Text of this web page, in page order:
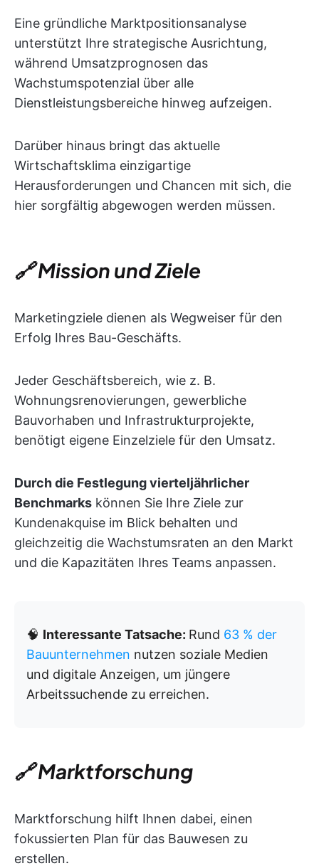
Eine gründliche Marktpositionsanalyse
unterstützt Ihre strategische Ausrichtung,
während Umsatzprognosen das
Wachstumspotenzial über alle
Dienstleistungsbereiche hinweg aufzeigen.
Darüber hinaus bringt das aktuelle
Wirtschaftsklima einzigartige
Herausforderungen und Chancen mit sich, die
hier sorgfältig abgewogen werden müssen.
🔗 Mission und Ziele
Marketingziele dienen als Wegweiser für den
Erfolg Ihres Bau-Geschäfts.
Jeder Geschäftsbereich, wie z. B.
Wohnungsrenovierungen, gewerbliche
Bauvorhaben und Infrastrukturprojekte,
benötigt eigene Einzelziele für den Umsatz.
Durch die Festlegung vierteljährlicher
Benchmarks können Sie Ihre Ziele zur
Kundenakquise im Blick behalten und
gleichzeitig die Wachstumsraten an den Markt
und die Kapazitäten Ihres Teams anpassen.
🧠 Interessante Tatsache: Rund 63 % der
Bauunternehmen nutzen soziale Medien
und digitale Anzeigen, um jüngere
Arbeitssuchende zu erreichen.
🔗 Marktforschung
Marktforschung hilft Ihnen dabei, einen
fokussierten Plan für das Bauwesen zu
erstellen.